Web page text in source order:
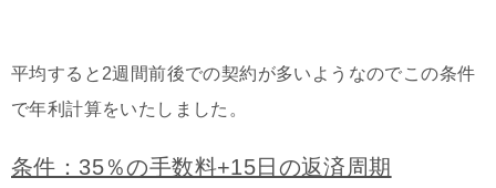
平均すると2週間前後での契約が多いようなのでこの条件
で年利計算をいたしました。
条件：35％の手数料+15日の返済周期